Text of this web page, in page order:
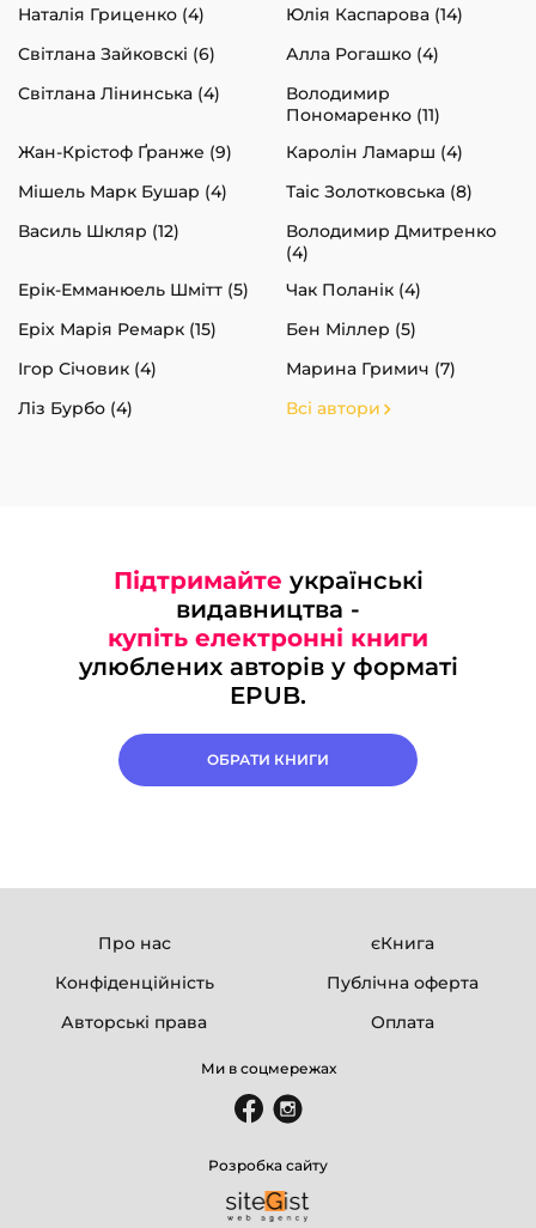
Наталія Гриценко (4)
Юлія Каспарова (14)
Світлана Зайковскі (6)
Алла Рогашко (4)
Світлана Лінинська (4)
Володимир
Пономаренко (11)
Жан-Крістоф Ґранже (9)
Каролін Ламарш (4)
Мішель Марк Бушар (4)
Таіс Золотковська (8)
Василь Шкляр (12)
Володимир Дмитренко
(4)
Ерік-Емманюель Шмітт (5)
Чак Поланік (4)
Еріх Марія Ремарк (15)
Бен Міллер (5)
Ігор Січовик (4)
Марина Гримич (7)
Ліз Бурбо (4)
Всі автори
Підтримайте українські
видавництва -
купіть електронні книги
улюблених авторів у форматі
EPUB.
ОБРАТИ КНИГИ
Про нас
єКнига
Конфіденційність
Публічна оферта
Авторські права
Оплата
Ми в соцмережах
Розробка сайту